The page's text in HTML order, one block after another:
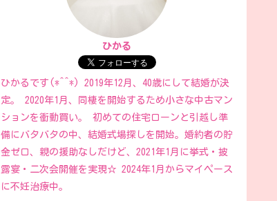
ひかる
ひかるです(*^^*) 2019年12月、40歳にして結婚が決
定。 2020年1月、同棲を開始するため小さな中古マン
ションを衝動買い。 初めての住宅ローンと引越し準
備にバタバタの中、結婚式場探しを開始。婚約者の貯
金ゼロ、親の援助なしだけど、2021年1月に挙式・披
露宴・二次会開催を実現☆ 2024年1月からマイペース
に不妊治療中。